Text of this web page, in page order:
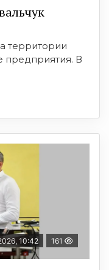
территории
предприятия. В
10:42 161